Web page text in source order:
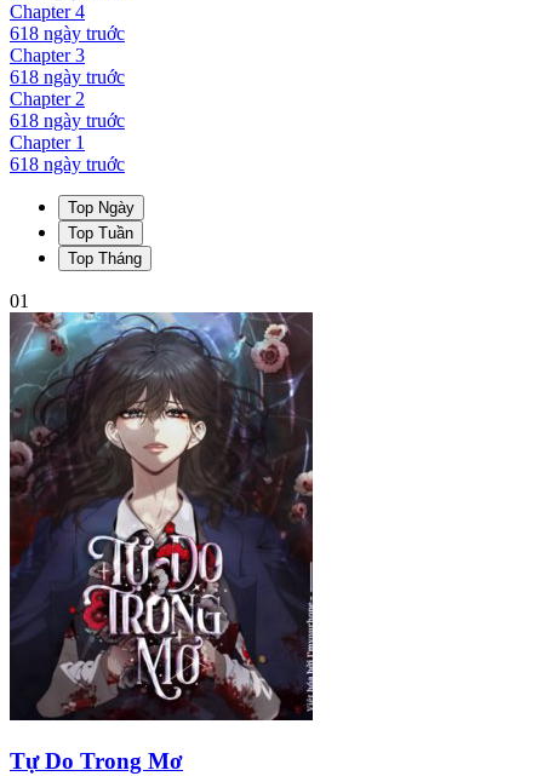
Chapter4
618 ngày truớc
Chapter3
618 ngày truớc
Chapter2
618 ngày truớc
Chapter 1
618 ngày truớc
Top Ngày
Top Tuần
Top Tháng
01
Tự Do Trong Mơ